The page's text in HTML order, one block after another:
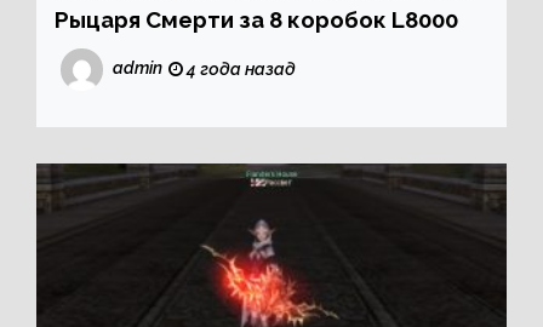
Рыцаря Смерти за 8 коробок L8000
admin 4 года назад